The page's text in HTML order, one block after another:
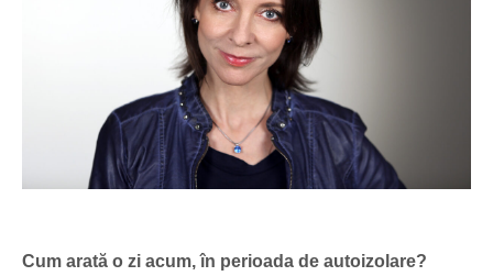
Cum arată o zi acum, în perioada de autoizolare?